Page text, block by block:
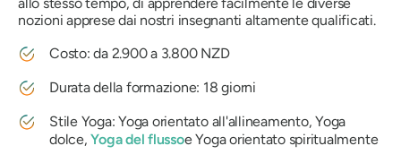
nozioni apprese dai nostri insegnanti altamente qualificati.
Costo: da 2.900 a 3.800 NZD
Durata della formazione: 18 giorni
Stile Yoga: Yoga orientato all'allineamento, Yoga
dolce,Yoga del flussoe Yoga orientato spiritualmente